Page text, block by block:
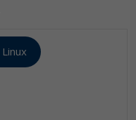
Linux